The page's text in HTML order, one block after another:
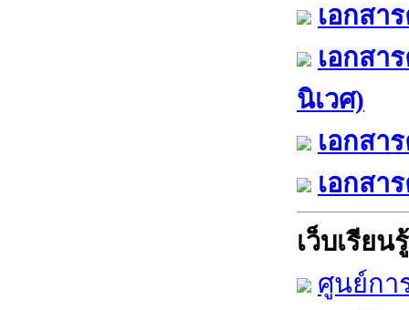
เอกสา
เอกสา
นิเวศ)
เอกสา
เอกสา
เว็บเรียนรู้
ศูนย์กา